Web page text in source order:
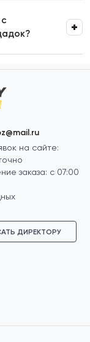
на сайте:
заказа: с 07:00
ДИРЕКТОРУ